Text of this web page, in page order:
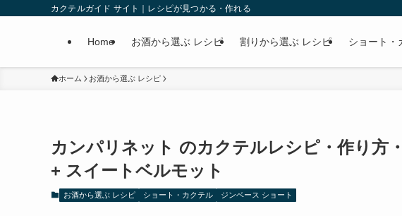
カクテルガイド サイト｜レシピが見つかる・作れる
Home お酒から選ぶ レシピ 割りから選ぶ レシピ ショート・
ホーム お酒から選ぶ レシピ
カンパリネット のカクテルレシピ・作り方
+ スイートベルモット
お酒から選ぶ レシピ ショート・カクテル ジンベース ショート